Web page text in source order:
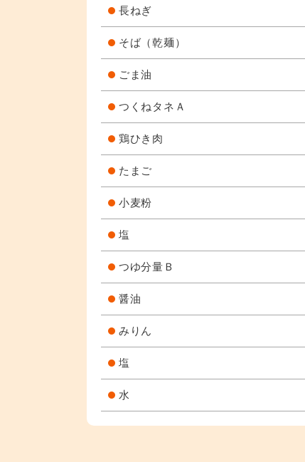
長ねぎ
そば（乾麺）
ごま油
つくねタネＡ
鶏ひき肉
たまご
小麦粉
塩
つゆ分量Ｂ
醤油
みりん
塩
水